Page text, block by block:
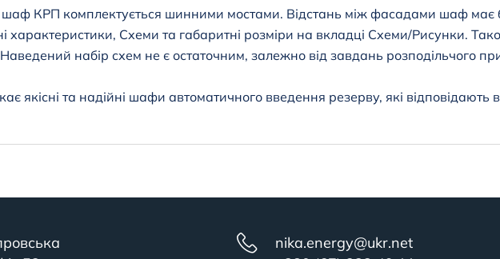
КРП комплектується шинними мостами. Відстань між фасадами шаф
характеристики, Схеми та габаритні розміри на вкладці Схеми/Рисунки.
Наведений набір схем не є остаточним, залежно від завдань розподільчого
якісні та надійні шафи автоматичного введення резерву, які
nika.energy@ukr.net